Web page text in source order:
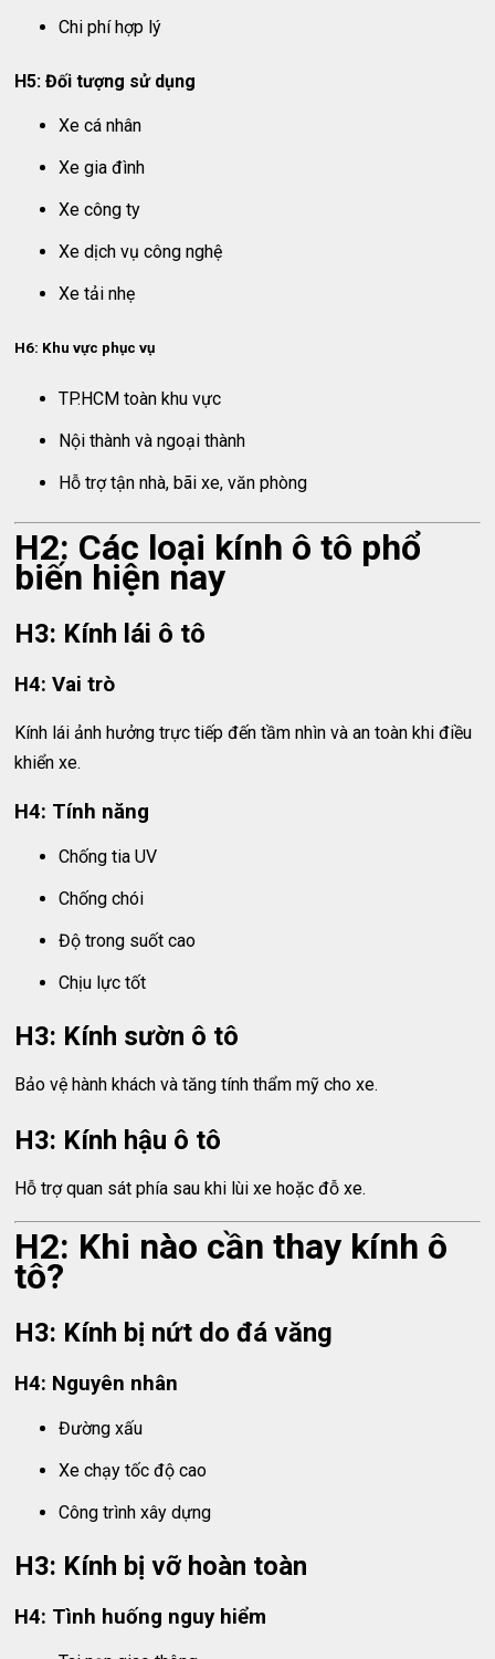
Chi phí hợp lý
H5: Đối tượng sử dụng
Xe cá nhân
Xe gia đình
Xe công ty
Xe dịch vụ công nghệ
Xe tải nhẹ
H6: Khu vực phục vụ
TP.HCM toàn khu vực
Nội thành và ngoại thành
Hỗ trợ tận nhà, bãi xe, văn phòng
H2: Các loại kính ô tô phổ
biến hiện nay
H3: Kính lái ô tô
H4: Vai trò
Kính lái ảnh hưởng trực tiếp đến tầm nhìn và an toàn khi điều
khiển xe.
H4: Tính năng
Chống tia UV
Chống chói
Độ trong suốt cao
Chịu lực tốt
H3: Kính sườn ô tô
Bảo vệ hành khách và tăng tính thẩm mỹ cho xe.
H3: Kính hậu ô tô
Hỗ trợ quan sát phía sau khi lùi xe hoặc đỗ xe.
H2: Khi nào cần thay kính ô
tô?
H3: Kính bị nứt do đá văng
H4: Nguyên nhân
Đường xấu
Xe chạy tốc độ cao
Công trình xây dựng
H3: Kính bị vỡ hoàn toàn
H4: Tình huống nguy hiểm